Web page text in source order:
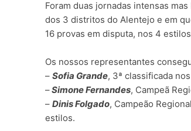
Foram duas jornadas intensas
dos 3 distritos do Alentejo e em
16 provas em disputa, nos 4
Os nossos representantes
– Sofia Grande, 3ª classificada
–Simone Fernandes, Campeã
– Dinis Folgado, Campeão
estilos.